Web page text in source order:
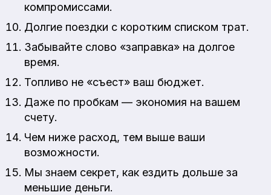
компромиссами.
Долгие поездки с коротким списком трат.
Забывайте слово «заправка» на долгое
время.
Топливо не «съест» ваш бюджет.
Даже по пробкам — экономия на вашем
счету.
Чем ниже расход, тем выше ваши
возможности.
Мы знаем секрет, как ездить дольше за
меньшие деньги.